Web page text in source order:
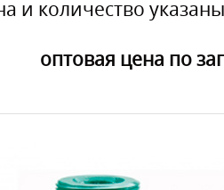
и количество
оптовая цена по